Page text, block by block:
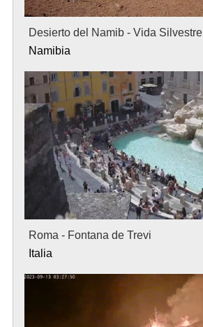
Desierto del Namib - Vida Silvestre
Namibia
Roma - Fontana de Trevi
Italia